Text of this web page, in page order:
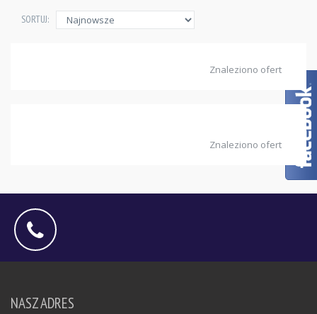
SORTUJ:
Znaleziono ofert
Znaleziono ofert
NASZ ADRES